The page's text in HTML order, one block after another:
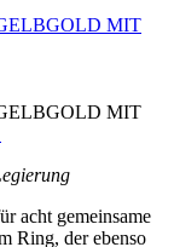
MIT
MIT
acht gemeinsame
Ring, der ebenso